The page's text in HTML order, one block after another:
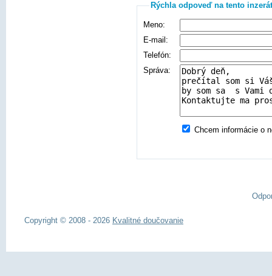
Rýchla odpoveď na tento inzerát
Meno:
E-mail:
Telefón:
Správa:
Chcem informácie o
Copyright © 2008 - 2026 Kvalitné doučovanie